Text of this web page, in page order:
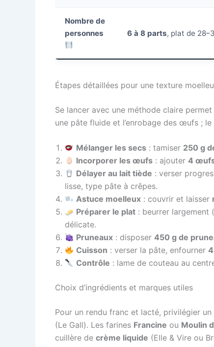
Nombre de
personnes
6 à 8 parts, plat de
Étapes détaillées pour une texture
Se lancer avec une méthode claire
une pâte fluide et l’enrobage des œufs ;
Mélanger les secs : tamiser 250 g
Incorporer les œufs : ajouter4
Délayer au lait tiède : verser
lisse, type pâte à crêpes.
Astuce moelleux : couvrir et laisser
Préparer le plat : beurrer largement
délicate.
Pruneaux : disposer450 g de
Cuisson : verser la pâte, enfourner
Contrôle : lame de couteau au
Choix d’ingrédients et marques utiles
Pour un rendu franc et lacté, privilégier un
(Le Gall). Les farines Francine ou Moulin
cuillère de crème liquide (Elle & Vire ou